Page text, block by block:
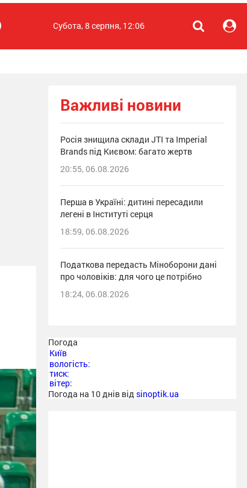
Субота, 8 серпня, 12:06
Важливі новини
Росія знищила склади JTI та Imperial
Brands під Києвом: багато жертв
20:55, 06.08.2026
Перша в Україні: дитині пересадили
легені в Інституті серця
18:59, 06.08.2026
Податкова передасть Міноборони дані
про чоловіків: для чого це потрібно
18:24, 06.08.2026
Погода
Київ
вологість:
тиск:
вітер:
Погода на 10 днів від sinoptik.ua